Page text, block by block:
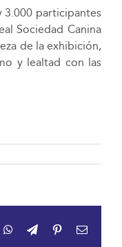
3.000 participantes
Sociedad Canina
de la exhibición,
y lealtad con las
WhatsApp
TelegramPinterestCorreo